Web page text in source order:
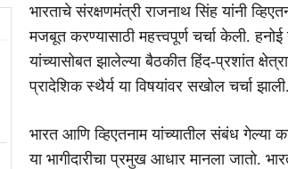
भारताचे संरक्षणमंत्री राजनाथ सिंह यांनी
मजबूत करण्यासाठी महत्त्वपूर्ण चर्चा केली.
यांच्यासोबत झालेल्या बैठकीत हिंद-प्रशांत
प्रादेशिक स्थैर्य या विषयांवर सखोल चर्चा झाली.
भारत आणि व्हिएतनाम यांच्यातील संबंध गेल्या
या भागीदारीचा प्रमुख आधार मानला जातो.